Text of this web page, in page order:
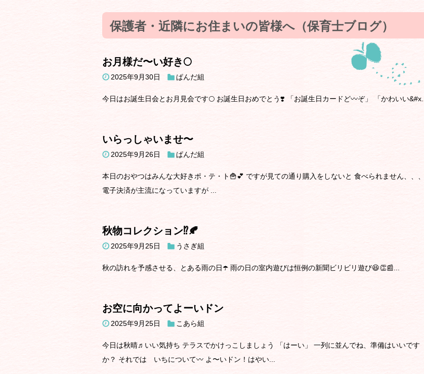
保護者・近隣にお住まいの皆様へ（保育士ブログ）
お月様だ〜い好き🌕
2025年9月30日 ぱんだ組
今日はお誕生日会とお月見会です🌕 お誕生日おめでとう❣️ 「お誕生日カードど〰︎ぞ」 「かわいい&#x...
いらっしゃいませ〜
2025年9月26日 ぱんだ組
本日のおやつはみんな大好きポ・テ・ト🍟💕 ですが見ての通り購入をしないと 食べられません、、、
電子決済が主流になっていますが ...
秋物コレクション⁉️🍂
2025年9月25日 うさぎ組
秋の訪れを予感させる、とある雨の日☂️ 雨の日の室内遊びは恒例の新聞ビリビリ遊び😆👏📰...
お空に向かってよーいドン
2025年9月25日 こあら組
今日は秋晴♬いい気持ち テラスでかけっこしましょう 「はーい」 一列に並んでね、準備はいいです
か？ それでは いちについて〰︎ よ〜いドン！はやい...